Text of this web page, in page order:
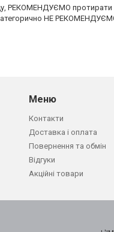
РЕКОМЕНДУЄМО протирати
категорично НЕ
Меню
Контакти
Доставка і оплата
Повернення та обмін
Відгуки
Акційні товари